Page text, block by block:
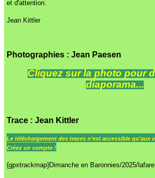
et d'attention.
Jean Kittler
Photographies : Jean Paesen
Cliquez sur la photo pour
diaporama...
Trace : Jean Kittler
Le téléchargement des traces n'est accessible qu'aux
Créez un compte !
{gpxtrackmap}Dimanche en Baronnies/2025/